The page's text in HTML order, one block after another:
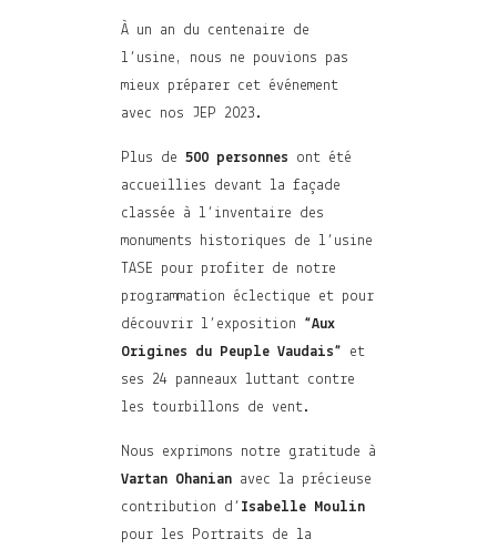
À un an du centenaire de
l’usine, nous ne pouvions pas
mieux préparer cet événement
avec nos JEP 2023.
Plus de 500 personnes ont été
accueillies devant la façade
classée à l’inventaire des
monuments historiques de l’usine
TASE pour profiter de notre
programmation éclectique et pour
découvrir l’exposition “Aux
Origines du Peuple Vaudais” et
ses 24 panneaux luttant contre
les tourbillons de vent.
Nous exprimons notre gratitude à
Vartan Ohanian avec la précieuse
contribution d’ Isabelle Moulin
pour les Portraits de la